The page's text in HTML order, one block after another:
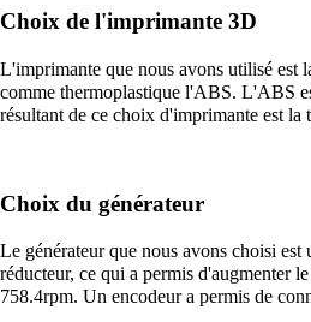
Choix de l'imprimante 3D
L'imprimante que nous avons utilisé est
comme thermoplastique l'ABS. L'ABS
résultant de ce choix d'imprimante est
Choix du générateur
Le générateur que nous avons choisi est
réducteur, ce qui a permis d'augmenter
758.4rpm. Un encodeur a permis de